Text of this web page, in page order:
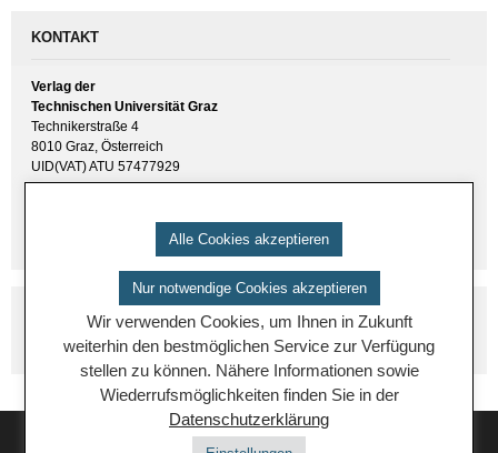
KONTAKT
Verlag der
Technischen Universität Graz
Technikerstraße 4
8010 Graz, Österreich
UID(VAT) ATU 57477929
Alle Cookies akzeptieren
Nur notwendige Cookies akzeptieren
Wir verwenden Cookies, um Ihnen in Zukunft
weiterhin den bestmöglichen Service zur Verfügung
stellen zu können. Nähere Informationen sowie
Wiederrufsmöglichkeiten finden Sie in der
Datenschutzerklärung